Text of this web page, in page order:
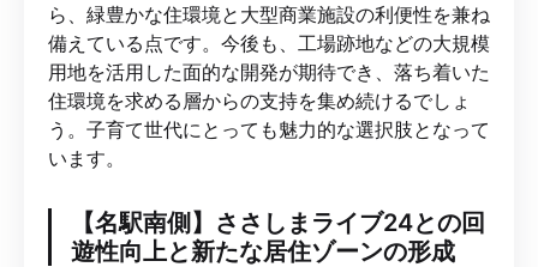
ら、緑豊かな住環境と大型商業施設の利便性を兼ね
備えている点です。今後も、工場跡地などの大規模
用地を活用した面的な開発が期待でき、落ち着いた
住環境を求める層からの支持を集め続けるでしょ
う。子育て世代にとっても魅力的な選択肢となって
います。
【名駅南側】ささしまライブ24との回
遊性向上と新たな居住ゾーンの形成